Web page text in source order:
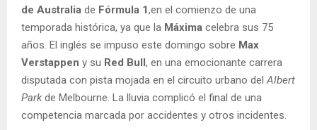
de Australia de Fórmula 1,en el comienzo de una
temporada histórica, ya que la Máxima celebra sus 75
años. El inglés se impuso este domingo sobre Max
Verstappen y su Red Bull, en una emocionante carrera
disputada con pista mojada en el circuito urbano delAlbert
Parkde Melbourne. La lluvia complicó el final de una
competencia marcada por accidentes y otros incidentes.